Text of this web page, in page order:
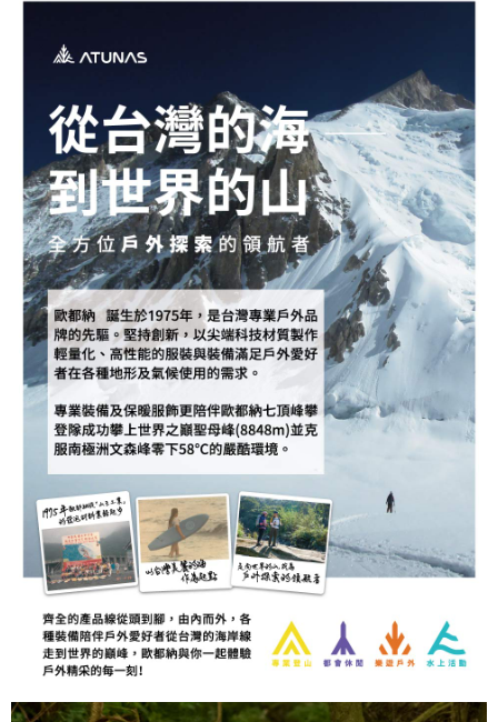
付款後門市自取
每筆NT$80，滿NT$790(含以上)免運費
宅配貨到付款
每筆NT$130，滿NT$2,000(含以上)免運費